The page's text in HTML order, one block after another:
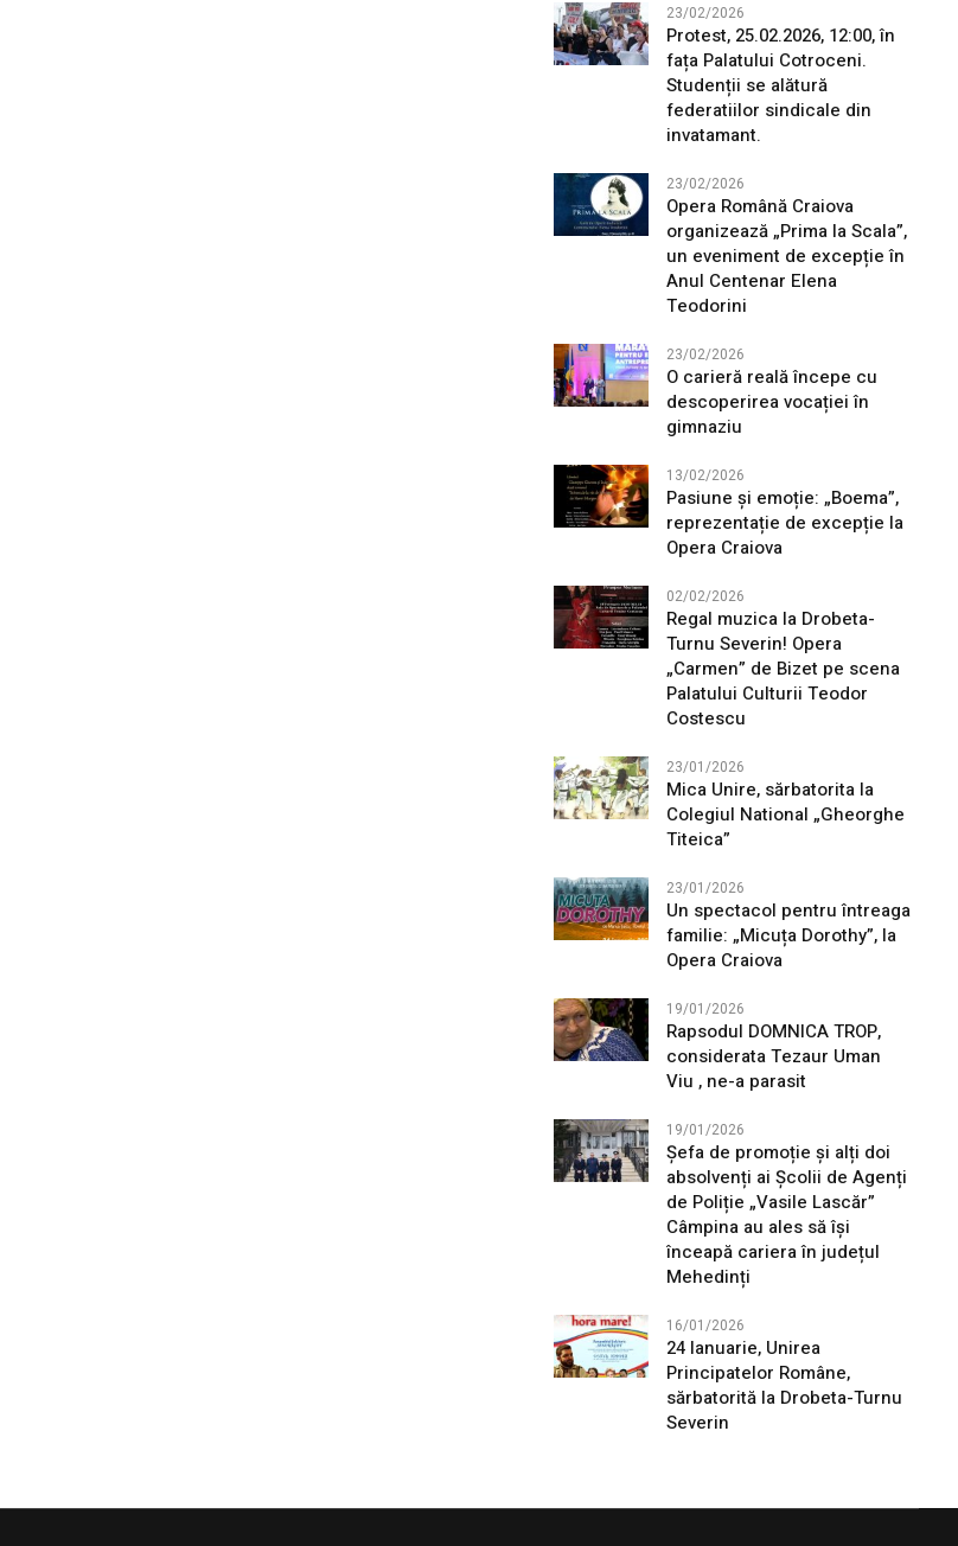
23/02/2026
Protest, 25.02.2026, 12:00, în
fața Palatului Cotroceni.
Studenții se alătură
federatiilor sindicale din
invatamant.
23/02/2026
Opera Română Craiova
organizează „Prima la Scala”,
un eveniment de excepție în
Anul Centenar Elena
Teodorini
23/02/2026
O carieră reală începe cu
descoperirea vocației în
gimnaziu
13/02/2026
Pasiune și emoție: „Boema”,
reprezentație de excepție la
Opera Craiova
02/02/2026
Regal muzica la Drobeta-
Turnu Severin! Opera
„Carmen” de Bizet pe scena
Palatului Culturii Teodor
Costescu
23/01/2026
Mica Unire, sărbatorita la
Colegiul National „Gheorghe
Titeica”
23/01/2026
Un spectacol pentru întreaga
familie: „Micuța Dorothy”, la
Opera Craiova
19/01/2026
Rapsodul DOMNICA TROP,
considerata Tezaur Uman
Viu , ne-a parasit
19/01/2026
Șefa de promoție și alți doi
absolvenți ai Școlii de Agenți
de Poliție „Vasile Lascăr”
Câmpina au ales să își
înceapă cariera în județul
Mehedinți
16/01/2026
24 Ianuarie, Unirea
Principatelor Române,
sărbatorită la Drobeta-Turnu
Severin